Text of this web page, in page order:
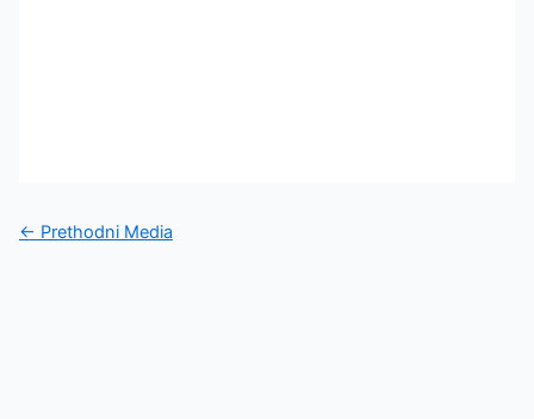
← Prethodni Media